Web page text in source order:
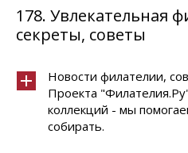
178. Увлекательная
секреты, советы
Новости филателии,
Проекта
коллекций - мы
собирать.